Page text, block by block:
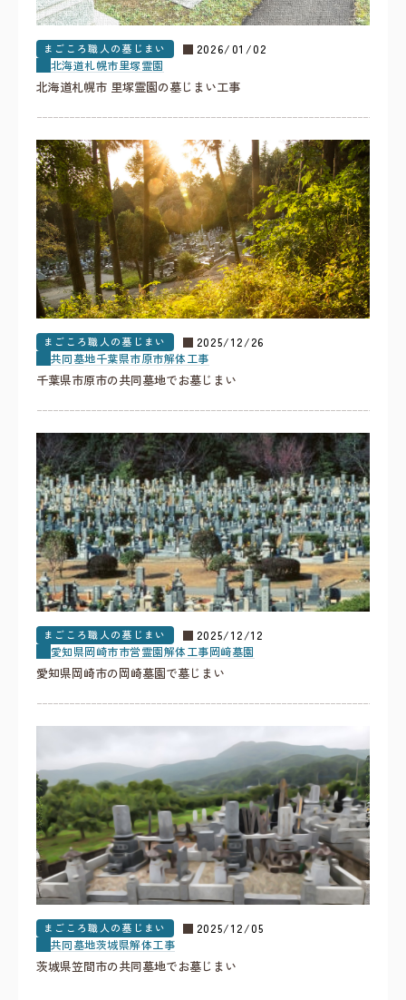
まごころ職人の墓じまい
2026/01/02
北海道札幌市里塚霊園
北海道札幌市 里塚霊園の墓じまい工事
まごころ職人の墓じまい
2025/12/26
共同墓地千葉県市原市解体工事
千葉県市原市の共同墓地でお墓じまい
まごころ職人の墓じまい
2025/12/12
愛知県岡崎市市営霊園解体工事岡﨑墓園
愛知県岡崎市の岡崎墓園で墓じまい
まごころ職人の墓じまい
2025/12/05
共同墓地茨城県解体工事
茨城県笠間市の共同墓地でお墓じまい